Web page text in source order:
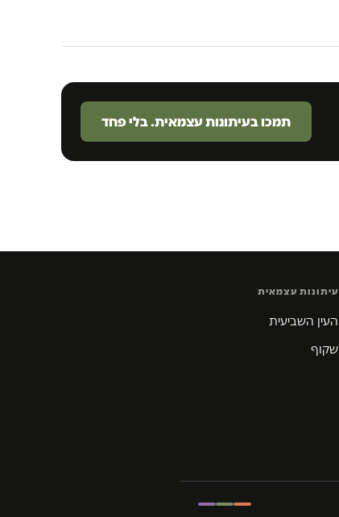
תמכו בעיתונות עצמאית. בלי פחד
עיתונות עצמאית
העין השביעית
שקוף